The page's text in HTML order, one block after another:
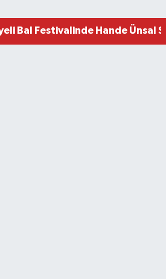
Bal Festivalinde Hande Ünsal